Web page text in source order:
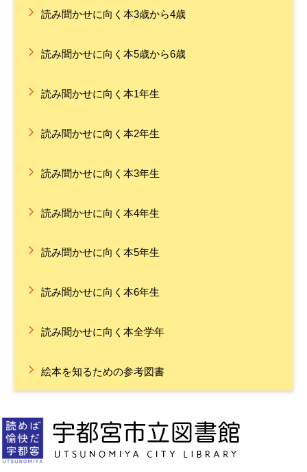
読み聞かせに向く本3歳から4歳
読み聞かせに向く本5歳から6歳
読み聞かせに向く本1年生
読み聞かせに向く本2年生
読み聞かせに向く本3年生
読み聞かせに向く本4年生
読み聞かせに向く本5年生
読み聞かせに向く本6年生
読み聞かせに向く本全学年
絵本を知るための参考図書